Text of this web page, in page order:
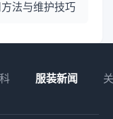
法与维护技巧
服装新闻